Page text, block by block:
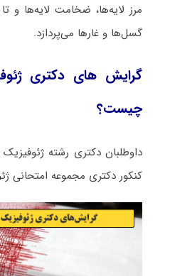
مرز لایه‌ها، ضخامت لایه‌ها
گسل‌ها و غارها می‌پردازد.
گرایش های دکتری
چیست؟
داوطلبان دکتری رشته
کنکور دکتری مجموعه امتحانی